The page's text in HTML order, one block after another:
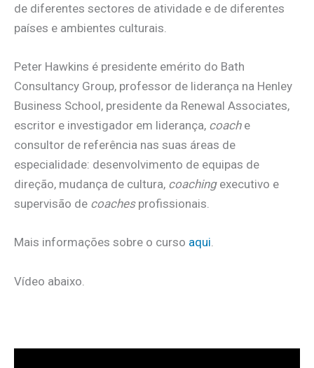
de diferentes sectores de atividade e de diferentes
países e ambientes culturais.
Peter Hawkins é presidente emérito do Bath
Consultancy Group, professor de liderança na Henley
Business School, presidente da Renewal Associates,
escritor e investigador em liderança, coache
consultor de referência nas suas áreas de
especialidade: desenvolvimento de equipas de
direção, mudança de cultura, coachingexecutivo e
supervisão de coachesprofissionais.
Mais informações sobre o curso aqui.
Vídeo abaixo.